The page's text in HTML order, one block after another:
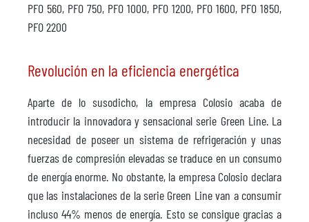
PFO 560, PFO 750, PFO 1000, PFO 1200, PFO 1600, PFO 1850,
PFO 2200
Revolución en la eficiencia energética
Aparte de lo susodicho, la empresa Colosio acaba de
introducir la innovadora y sensacional serie Green Line. La
necesidad de poseer un sistema de refrigeración y unas
fuerzas de compresión elevadas se traduce en un consumo
de energía enorme. No obstante, la empresa Colosio declara
que las instalaciones de la serie Green Line van a consumir
incluso 44% menos de energía. Esto se consigue gracias a